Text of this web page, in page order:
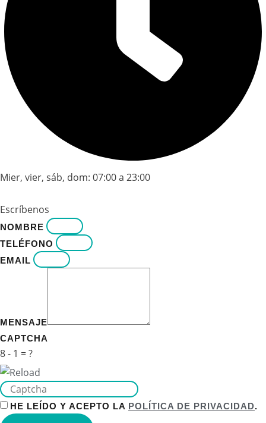
Mier, vier, sáb, dom: 07:00 a 23:00
Escríbenos
NOMBRE
TELÉFONO
EMAIL
MENSAJE
CAPTCHA
8 - 1 = ?
HE LEÍDO Y ACEPTO LA POLÍTICA DE PRIVACIDAD.